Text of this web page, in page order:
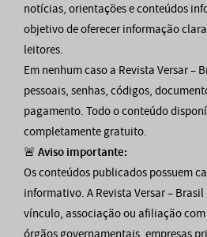
notícias, orientações e conteúdos
objetivo de oferecer informação clara
leitores.
Em nenhum caso a Revista Versar –
pessoais, senhas, códigos,
pagamento. Todo o conteúdo
completamente gratuito.
🚨 Aviso importante:
Os conteúdos publicados possuem
informativo. A Revista Versar –
vínculo, associação ou afiliação